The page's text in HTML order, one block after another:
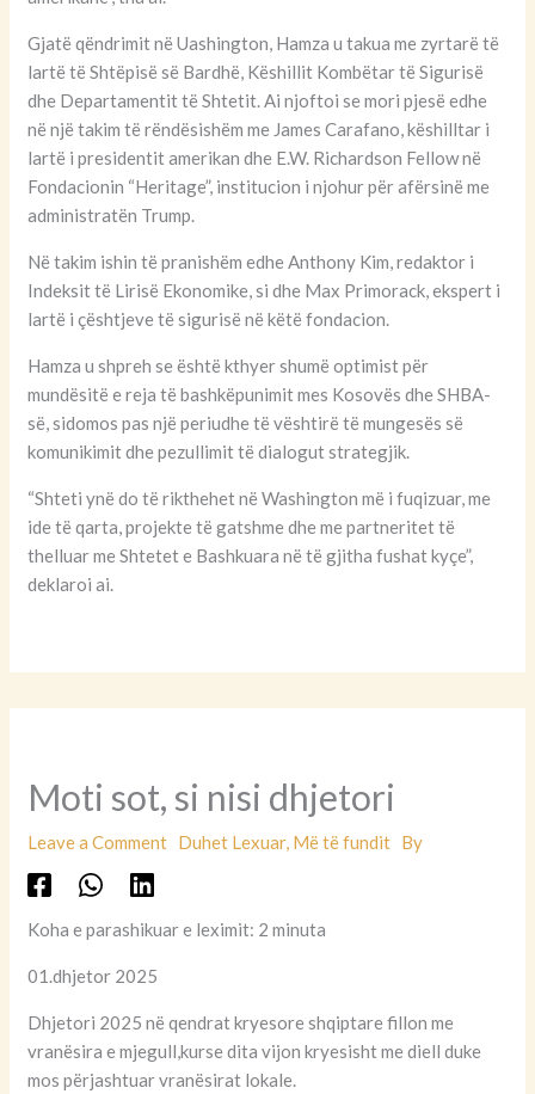
Gjatë qëndrimit në Uashington, Hamza u takua me zyrtarë të
lartë të Shtëpisë së Bardhë, Këshillit Kombëtar të Sigurisë
dhe Departamentit të Shtetit. Ai njoftoi se mori pjesë edhe
në një takim të rëndësishëm me James Carafano, këshilltar i
lartë i presidentit amerikan dhe E.W. Richardson Fellow në
Fondacionin “Heritage”, institucion i njohur për afërsinë me
administratën Trump.
Në takim ishin të pranishëm edhe Anthony Kim, redaktor i
Indeksit të Lirisë Ekonomike, si dhe Max Primorack, ekspert i
lartë i çështjeve të sigurisë në këtë fondacion.
Hamza u shpreh se është kthyer shumë optimist për
mundësitë e reja të bashkëpunimit mes Kosovës dhe SHBA-
së, sidomos pas një periudhe të vështirë të mungesës së
komunikimit dhe pezullimit të dialogut strategjik.
“Shteti ynë do të rikthehet në Washington më i fuqizuar, me
ide të qarta, projekte të gatshme dhe me partneritet të
thelluar me Shtetet e Bashkuara në të gjitha fushat kyçe”,
deklaroi ai.
Moti sot, si nisi dhjetori
Leave a Comment Duhet Lexuar, Më të fundit By
Koha e parashikuar e leximit: 2 minuta
01.dhjetor 2025
Dhjetori 2025 në qendrat kryesore shqiptare fillon me
vranësira e mjegull,kurse dita vijon kryesisht me diell duke
mos përjashtuar vranësirat lokale.